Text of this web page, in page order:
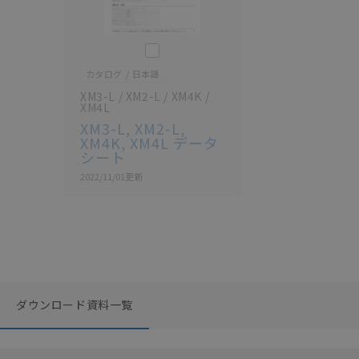
カタログ 日本語
XM3-L / XM2-L / XM4K /
XM4L
XM3-L, XM2-L,
XM4K, XM4L データ
シート
2022/11/01更新
ダウンロード資料一覧